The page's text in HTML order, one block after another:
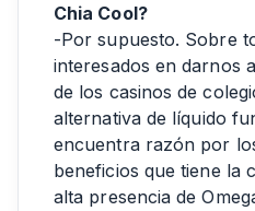
Chia Cool?
-Por supuesto. Sobre
interesados en darnos
de los casinos de
alternativa de líquido
encuentra razón por
beneficios que tiene la
alta presencia de